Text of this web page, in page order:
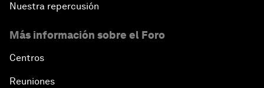
Nuestra repercusión
Más información sobre el Foro
Centros
Reuniones